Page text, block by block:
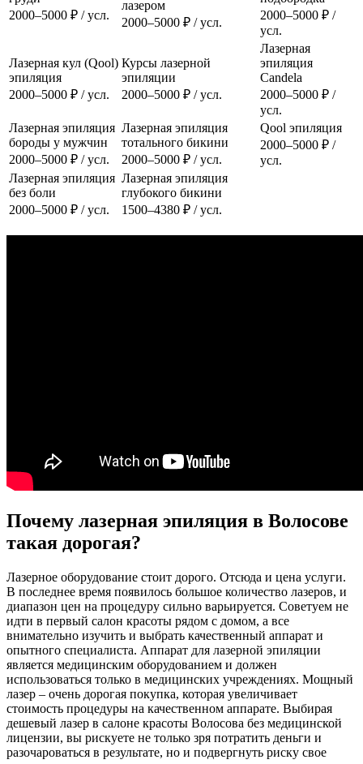
2000–5000 ₽ / усл.
лазером
2000–5000 ₽ / усл.
2000–5000 ₽ /
усл.
Лазерная кул (Qool)
эпиляция
2000–5000 ₽ / усл.
Курсы лазерной
эпиляции
2000–5000 ₽ / усл.
Лазерная
эпиляция
Candela
2000–5000 ₽ /
усл.
Лазерная эпиляция
бороды у мужчин
2000–5000 ₽ / усл.
Лазерная эпиляция
тотального бикини
2000–5000 ₽ / усл.
Qool эпиляция
2000–5000 ₽ /
усл.
Лазерная эпиляция
без боли
2000–5000 ₽ / усл.
Лазерная эпиляция
глубокого бикини
1500–4380 ₽ / усл.
Почему лазерная эпиляция в Волосове
такая дорогая?
Лазерное оборудование стоит дорого. Отсюда и цена услуги.
В последнее время появилось большое количество лазеров, и
диапазон цен на процедуру сильно варьируется. Советуем не
идти в первый салон красоты рядом с домом, а все
внимательно изучить и выбрать качественный аппарат и
опытного специалиста. Аппарат для лазерной эпиляции
является медицинским оборудованием и должен
использоваться только в медицинских учреждениях. Мощный
лазер – очень дорогая покупка, которая увеличивает
стоимость процедуры на качественном аппарате. Выбирая
дешевый лазер в салоне красоты Волосова без медицинской
лицензии, вы рискуете не только зря потратить деньги и
разочароваться в результате, но и подвергнуть риску свое